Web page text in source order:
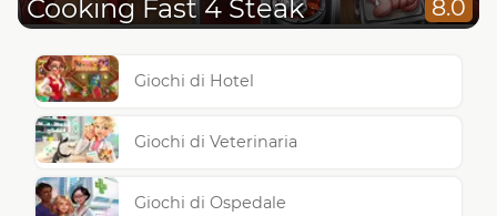
Cooking Fast 4 Steak 8.0
Giochi di Hotel
Giochi di Veterinaria
Giochi di Ospedale